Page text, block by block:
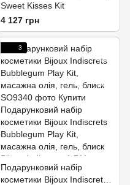
Sweet Kisses Kit
4 127 грн
3
Подарунковий набір
косметики Bijoux Indiscrets